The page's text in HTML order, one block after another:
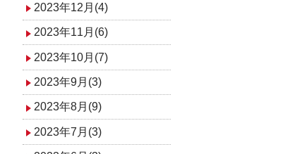
2023年12月(4)
2023年11月(6)
2023年10月(7)
2023年9月(3)
2023年8月(9)
2023年7月(3)